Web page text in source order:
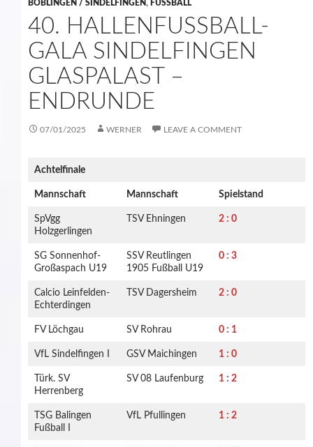
BÖBLINGEN / SINDELFINGEN, FUSSBALL
40. HALLENFUSSBALL-
GALA SINDELFINGEN
GLASPALAST –
ENDRUNDE
07/01/2025 WERNER LEAVE A COMMENT
Achtelfinale
Mannschaft Mannschaft Spielstand
SpVgg
Holzgerlingen
TSV Ehningen 2 : 0
SG Sonnenhof-
Großaspach U19
SSV Reutlingen
1905 Fußball U19
0 : 3
Calcio Leinfelden-
Echterdingen
TSV Dagersheim 2 : 0
FV Löchgau SV Rohrau 0 : 1
VfL Sindelfingen I GSV Maichingen 1 : 0
Türk. SV
Herrenberg
SV 08 Laufenburg 1 : 2
TSG Balingen
Fußball I
VfL Pfullingen 1 : 2